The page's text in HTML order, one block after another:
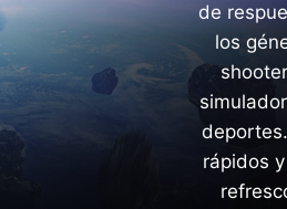
de
los
rápidos